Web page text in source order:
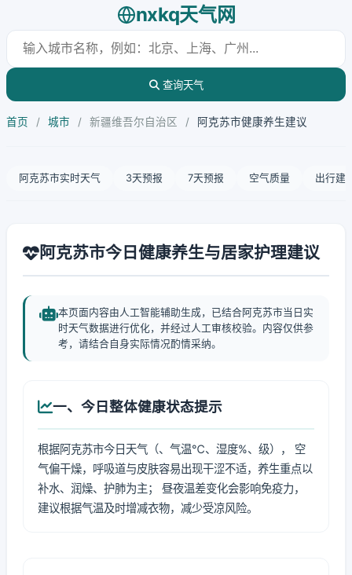
nxkq天气网
查询天气
首页 / 城市 / 新疆维吾尔自治区 / 阿克苏市健康养生建议
阿克苏市实时天气 3天预报 7天预报 空气质量 出行建
阿克苏市今日健康养生与居家护理建议
本页面内容由人工智能辅助生成，已结合阿克苏市当日实
时天气数据进行优化，并经过人工审核校验。内容仅供参
考，请结合自身实际情况酌情采纳。
一、今日整体健康状态提示
根据阿克苏市今日天气（、气温℃、湿度%、级）， 空
气偏干燥，呼吸道与皮肤容易出现干涩不适，养生重点以
补水、润燥、护肺为主； 昼夜温差变化会影响免疫力，
建议根据气温及时增减衣物，减少受凉风险。